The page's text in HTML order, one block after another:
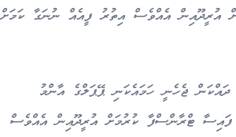
އުރީދޫއިން އެއްވެސް އިތުރު ފީއެއް ނުނަގާ ކަމަށް
ޖެހެނީ ހަމައެކަނި ޕޭޕަލްގެ އާންމު
ޓްރާންސްފާ ކުރުމަށް އުރީދޫއިން އެއްވެސް